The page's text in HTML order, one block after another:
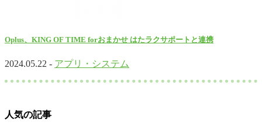
Oplus、KING OF TIME forおまかせ はたラクサポートと連携
2024.05.22 - アプリ・システム
人気の記事